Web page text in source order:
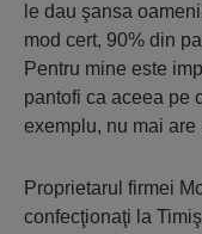
le dau şansa
mod cert, 90% din
Pentru mine este
pantofi ca aceea pe
exemplu, nu mai are
Proprietarul firmei
confecţionaţi la